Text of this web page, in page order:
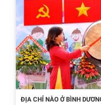
ĐỊA CHỈ NÀO Ở BÌNH